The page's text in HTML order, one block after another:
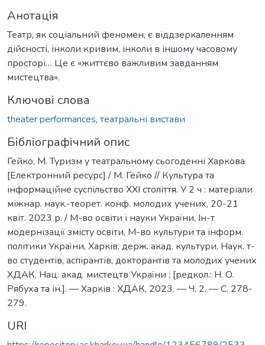
Анотація
Театр, як соціальний феномен, є віддзеркаленням
дійсності, інколи кривим, інколи в іншому часовому
просторі… Це є «життєво важливим завданням
мистецтва».
Ключові слова
theater performances, театральні вистави
Бібліографічний опис
Гейко, М. Туризм у театральному сьогоденні Харкова
[Електронний ресурс] / М. Гейко // Культура та
інформаційне суспільство ХХІ століття. У 2 ч : матеріали
міжнар. наук.-теорет. конф. молодих учених, 20-21
квіт. 2023 р. / М-во освіти і науки України, Ін-т
модернізації змісту освіти, М-во культури та інформ.
політики України, Харків. держ. акад. культури, Наук. т-
во студентів, аспірантів, докторантів та молодих учених
ХДАК, Нац. акад. мистецтв України ; [редкол.: Н. О.
Рябуха та ін.]. — Харків : ХДАК, 2023. — Ч. 2. — С. 278-
279.
URI